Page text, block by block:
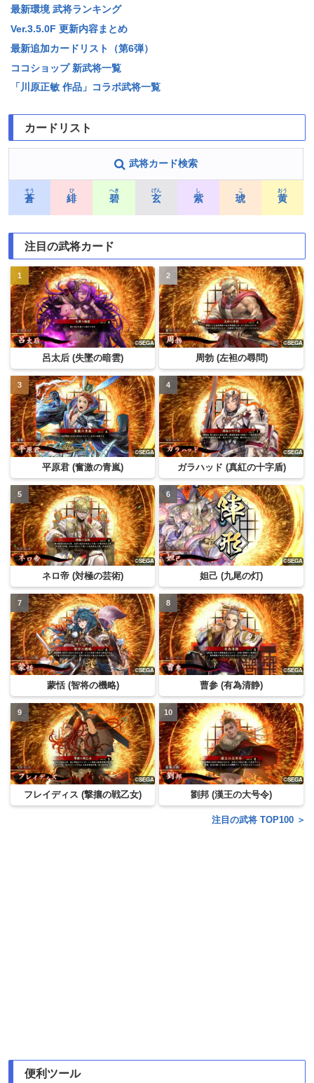
最新環境 武将ランキング
Ver.3.5.0F 更新内容まとめ
最新追加カードリスト（第6弾）
ココショップ 新武将一覧
「川原正敏 作品」コラボ武将一覧
カードリスト
武将カード検索
蒼
そう
緋
ひ
碧
へき
玄
げん
紫
し
琥
こ
黄
おう
注目の武将カード
呂太后 (失墜の暗雲) 周勃 (左袒の尋問)
平原君 (奮激の青嵐) ガラハッド (真紅の十字盾)
ネロ帝 (対極の芸術) 妲己 (九尾の灯)
蒙恬 (智将の機略) 曹参 (有為清静)
フレイディス (撃攘の戦乙女) 劉邦 (漢王の大号令)
注目の武将 TOP100 ＞
便利ツール